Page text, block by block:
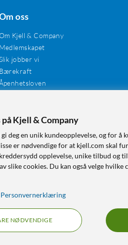
oss
Kjell & Company
Medlemskapet
jobber vi
Bærekraft
TILBEHØR TIL
Kjell & Company
deg en unik kundeopplevelse, og for å
er nødvendige for at kjell.com skal
opplevelse, unike tilbud og
slike cookies. Du kan også velge hvilke
Personvernerklæring
NØDVENDIGE